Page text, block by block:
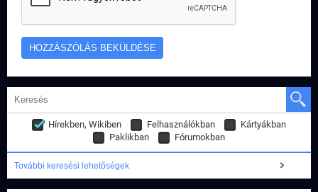
Hírekben, Wikiben Felhasználókban
Kártyákban
Paklikban
Fórumokban
További keresési lehetőségek